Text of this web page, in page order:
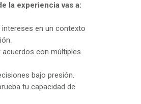
la experiencia vas a:
en un contexto
con múltiples
bajo presión.
tu capacidad de